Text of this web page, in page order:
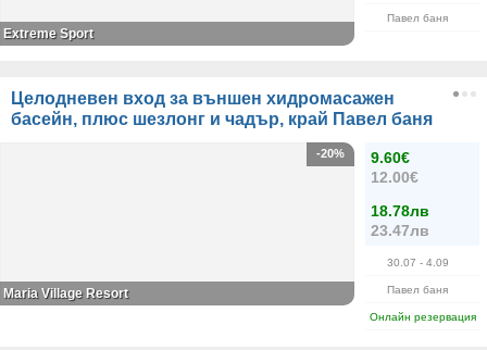
Павел баня
Extreme Sport
Целодневен вход за външен хидромасажен
басейн, плюс шезлонг и чадър, край Павел баня
9.60€
12.00€
18.78лв
23.47лв
30.07 - 4.09
Павел баня
Онлайн резервация
-20%
Maria Village Resort